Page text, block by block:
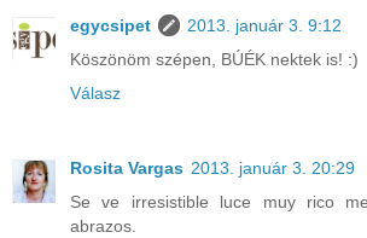
egycsipet
2013. január 3. 9:12
Köszönöm szépen, BÚÉK nektek is! :)
Válasz
Rosita Vargas 2013. január 3. 20:29
Se ve irresistible luce muy rico
abrazos.